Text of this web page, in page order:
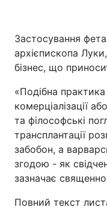
Застосування
архієпископа
бізнес, що
«Подібна
комерціалізації
та філософські
трансплантації
забобон, а
згодою - як
зазначає
Повний текст